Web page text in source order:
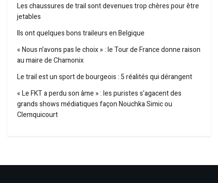
Les chaussures de trail sont devenues trop chères pour être
jetables
Ils ont quelques bons traileurs en Belgique
« Nous n’avons pas le choix » : le Tour de France donne raison
au maire de Chamonix
Le trail est un sport de bourgeois : 5 réalités qui dérangent
« Le FKT a perdu son âme » : les puristes s’agacent des
grands shows médiatiques façon Nouchka Simic ou
Clemquicourt